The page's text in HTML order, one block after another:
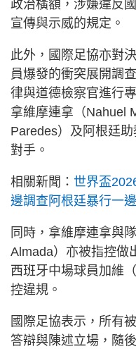
政治橫額，涉嫌違反
宣傳與示威的規定。
此外，國際足協亦對
員爆發的衝突展開調
律與道德檢察官進行
拿維摩連拿（Nahuel
Paredes）及阿根廷
對手。
相關新聞： 世界盃
邊調查阿根廷暴行一
同時，拿維摩連拿與
Almada）亦被指控做
西班牙中場球員加維
控違規。
國際足協表示，所有
答辯與陳述立場，隨